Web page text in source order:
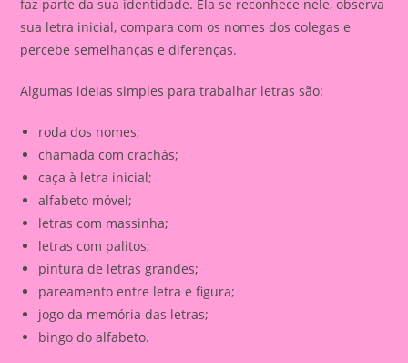
faz parte da sua identidade. Ela se reconhece nele, observa
sua letra inicial, compara com os nomes dos colegas e
percebe semelhanças e diferenças.
Algumas ideias simples para trabalhar letras são:
roda dos nomes;
chamada com crachás;
caça à letra inicial;
alfabeto móvel;
letras com massinha;
letras com palitos;
pintura de letras grandes;
pareamento entre letra e figura;
jogo da memória das letras;
bingo do alfabeto.